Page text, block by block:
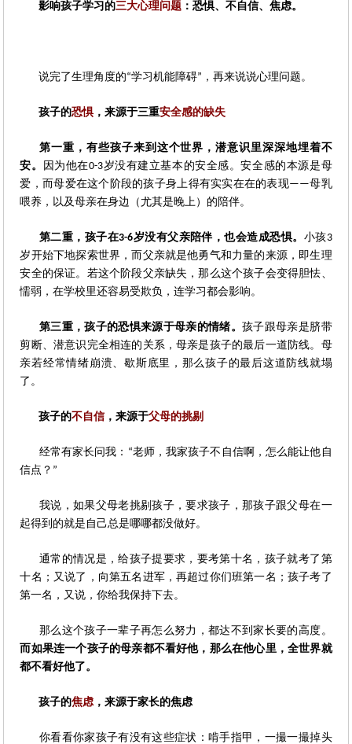
影响孩子学习的三大心理问题 ：恐惧、不自信、焦虑。
说完了生理角度的“学习机能障碍” ，再来说说心理问题。
孩子的恐惧，来源于三重安全感的缺失
第一重，有些孩子来到这个世界，潜意识里深深地埋着不
安。
因为他在0-3岁没有建立基本的安全感。安全感的本源是母
爱，而母爱在这个阶段的孩子身上得有实实在在的表现——母乳
喂养，以及母亲在身边（尤其是晚上）的陪伴。
第二重，孩子在3-6岁没有父亲陪伴，也会造成恐惧。 小孩3
岁开始下地探索世界，而父亲就是他勇气和力量的来源，即生理
安全的保证。若这个阶段父亲缺失，那么这个孩子会变得胆怯、
懦弱，在学校里还容易受欺负，连学习都会影响。
第三重，孩子的恐惧来源于母亲的情绪。孩子跟母亲是脐带
剪断、潜意识完全相连的关系，母亲是孩子的最后一道防线。母
亲若经常情绪崩溃、歇斯底里，那么孩子的最后这道防线就塌
了。
孩子的不自信，来源于父母的挑剔
经常有家长问我： “老师，我家孩子不自信啊，怎么能让他自
信点？ ”
我说，如果父母老挑剔孩子，要求孩子，那孩子跟父母在一
起得到的就是自己总是哪哪都没做好。
通常的情况是，给孩子提要求，要考第十名，孩子就考了第
十名；又说了，向第五名进军，再超过你们班第一名；孩子考了
第一名，又说，你给我保持下去。
那么这个孩子一辈子再怎么努力，都达不到家长要的高度。
而如果连一个孩子的母亲都不看好他，那么在他心里，全世界就
都不看好他了。
孩子的焦虑，来源于家长的焦虑
你看看你家孩子有没有这些症状：啃手指甲，一撮一撮掉头